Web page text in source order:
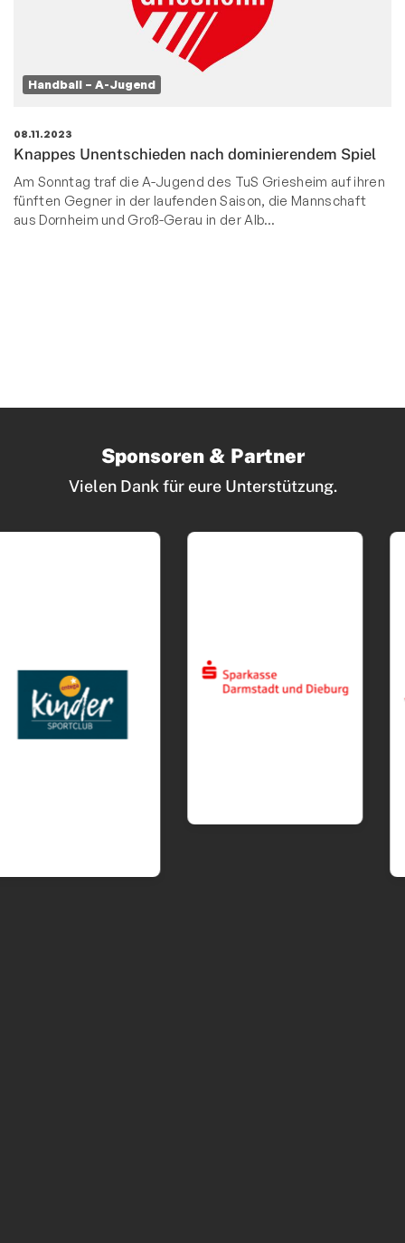
Handball – A-Jugend
08.11.2023
Knappes Unentschieden nach dominierendem Spiel
Am Sonntag traf die A-Jugend des TuS Griesheim auf ihren
fünften Gegner in der laufenden Saison, die Mannschaft
aus Dornheim und Groß-Gerau in der Alb…
Sponsoren & Partner
Vielen Dank für eure Unterstützung.